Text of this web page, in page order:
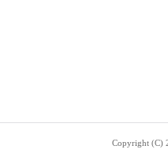
Copyright (C)